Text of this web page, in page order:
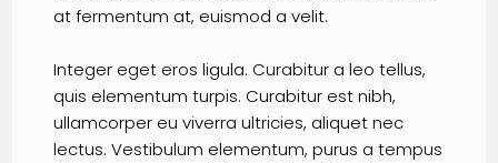
at fermentum at, euismod a velit.
Integer eget eros ligula. Curabitur a leo tellus,
quis elementum turpis. Curabitur est nibh,
ullamcorper eu viverra ultricies, aliquet nec
lectus. Vestibulum elementum, purus a tempus